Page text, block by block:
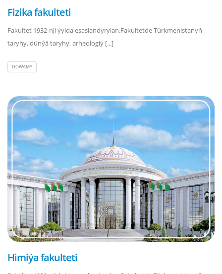
Fizika fakulteti
Fakultet 1932-nji ýylda esaslandyrylan.Fakultetde Türkmenistanyň
taryhy, dünýä taryhy, arheologiý [...]
DOWAMY
Himiýa fakulteti